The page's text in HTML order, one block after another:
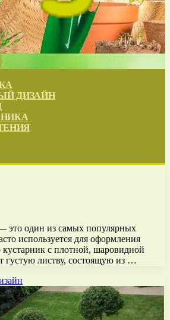
ДИЗАЙН
это один из самых популярных
используется для оформления
кустарник с плотной, шаровидной
густую листву, состоящую из …